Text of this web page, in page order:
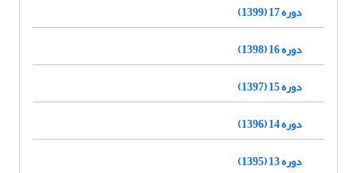
دوره 17 (1399)
دوره 16 (1398)
دوره 15 (1397)
دوره 14 (1396)
دوره 13 (1395)